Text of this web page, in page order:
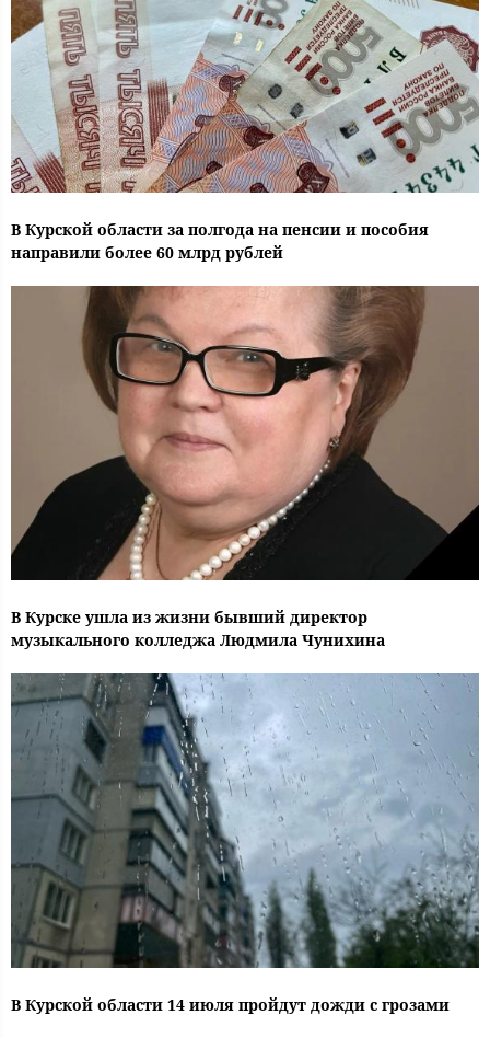
В Курской области за полгода на пенсии и пособия
направили более 60 млрд рублей
В Курске ушла из жизни бывший директор
музыкального колледжа Людмила Чунихина
В Курской области 14 июля пройдут дожди с грозами